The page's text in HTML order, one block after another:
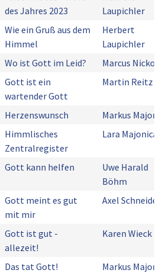
des Jahres 2023
Laupichler
Wie ein Gruß aus dem
Himmel
Herbert
Laupichler
Wo ist Gott im Leid? Marcus Nicko
Gott ist ein
wartender Gott
Martin Reitz
Herzenswunsch Markus
Himmlisches
Zentralregister
Lara Majonica
Gott kann helfen
Uwe Harald
Böhm
Gott meint es gut
mit mir
Axel Schneider
Gott ist gut -
allezeit!
Karen Wieck
Das tat Gott! Markus